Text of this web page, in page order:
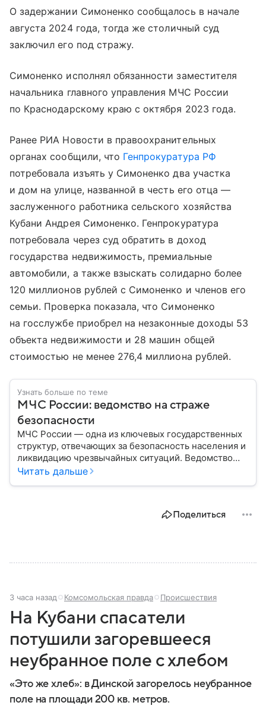
О задержании Симоненко сообщалось в начале
августа 2024 года, тогда же столичный суд
заключил его под стражу.
Симоненко исполнял обязанности заместителя
начальника главного управления МЧС России
по Краснодарскому краю с октября 2023 года.
Ранее РИА Новости в правоохранительных
органах сообщили, что Генпрокуратура РФ
потребовала изъять у Симоненко два участка
и дом на улице, названной в честь его отца —
заслуженного работника сельского хозяйства
Кубани Андрея Симоненко. Генпрокуратура
потребовала через суд обратить в доход
государства недвижимость, премиальные
автомобили, а также взыскать солидарно более
120 миллионов рублей с Симоненко и членов его
семьи. Проверка показала, что Симоненко
на госслужбе приобрел на незаконные доходы 53
объекта недвижимости и 28 машин общей
стоимостью не менее 276,4 миллиона рублей.
Узнать больше по теме
МЧС России: ведомство на страже
безопасности
МЧС России — одна из ключевых государственных
структур, отвечающих за безопасность населения и
ликвидацию чрезвычайных ситуаций. Ведомство
играет важную роль в защите граждан от
задачи выполняет и какую роль играет в
Читать дальше
Поделиться
3 часа назад Комсомольская правда Происшествия
На Кубани спасатели
потушили загоревшееся
неубранное поле с хлебом
«Это же хлеб»: в Динской загорелось неубранное
поле на площади 200 кв. метров.